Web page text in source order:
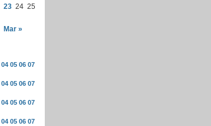
Mar »
23 24 25
04 05 06 07
04 05 06 07
04 05 06 07
04 05 06 07